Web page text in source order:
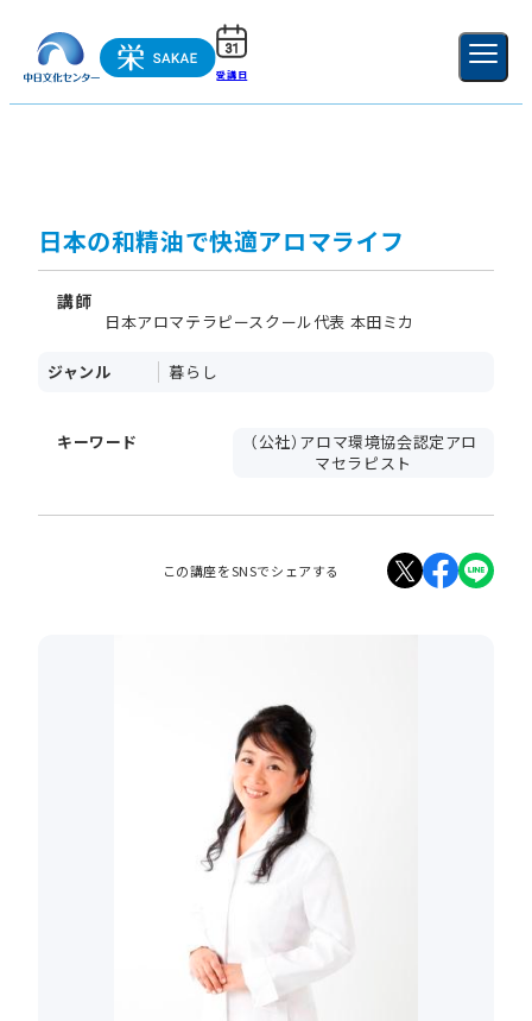
受講日 新規登録
日本の和精油で快適アロマライフ
講師
日本アロマテラピースクール代表 本田ミカ
ジャンル 暮らし
キーワード
（公社）アロマ環境協会認定アロ
マセラピスト
この講座をSNSでシェアする